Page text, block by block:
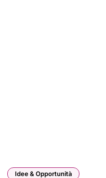
Idee & Opportunità